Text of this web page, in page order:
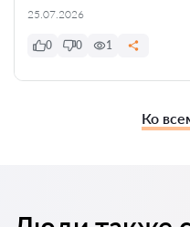
25.07.2026
0 0 1
Ко